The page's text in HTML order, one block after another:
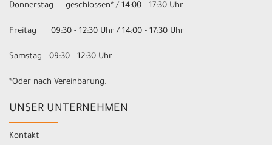
Donnerstag geschlossen* / 14:00 - 17:30 Uhr
Freitag 09:30 - 12:30 Uhr / 14:00 - 17:30 Uhr
Samstag 09:30 - 12:30 Uhr
*Oder nach Vereinbarung.
UNSER UNTERNEHMEN
Kontakt